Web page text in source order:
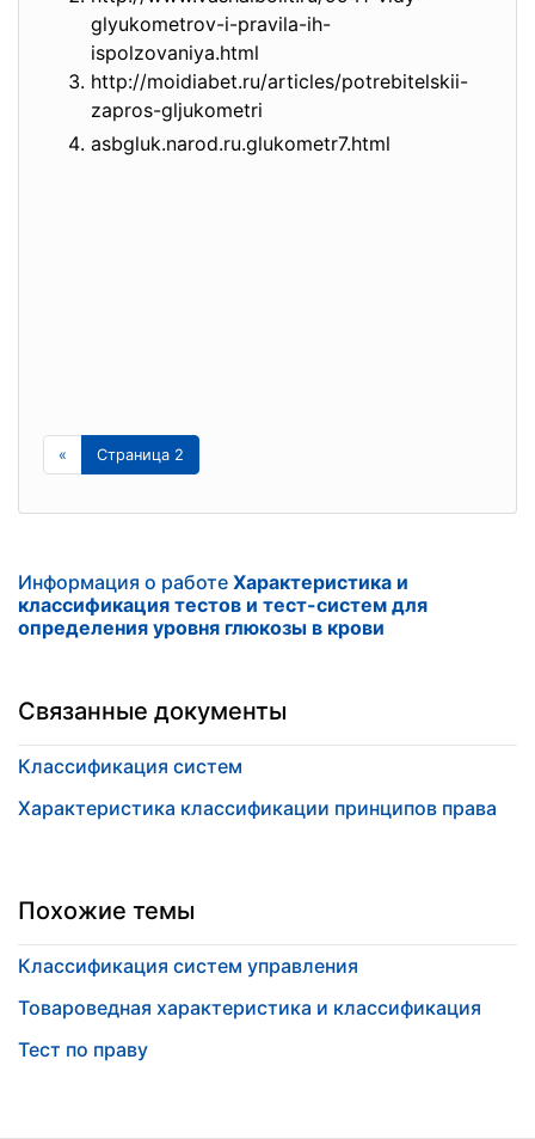
glyukometrov-i-pravila-ih-
ispolzovaniya.html
http://moidiabet.ru/articles/potrebitelskii-
zapros-gljukometri
asbgluk.narod.ru.glukometr7.html
« Страница 2
Информация о работе Характеристика и
классификация тестов и тест-систем для
определения уровня глюкозы в крови
Связанные документы
Классификация систем
Характеристика классификации принципов права
Похожие темы
Классификация систем управления
Товароведная характеристика и классификация
Тест по праву